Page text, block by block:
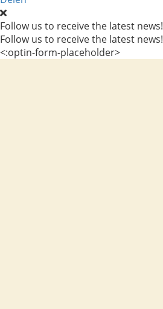
Follow us to receive the latest news!
Follow us to receive the latest news!
<:optin-form-placeholder>